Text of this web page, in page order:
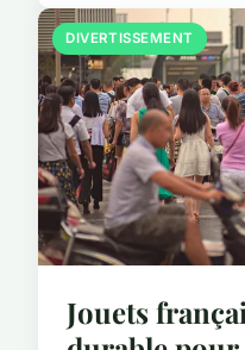
DIVERTISSEMENT
Jouets